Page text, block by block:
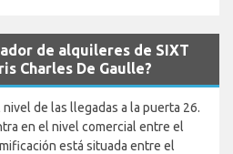
de alquileres de SIXT
Charles De Gaulle?
de las llegadas a la puerta 26.
en el nivel comercial entre el
está situada entre el